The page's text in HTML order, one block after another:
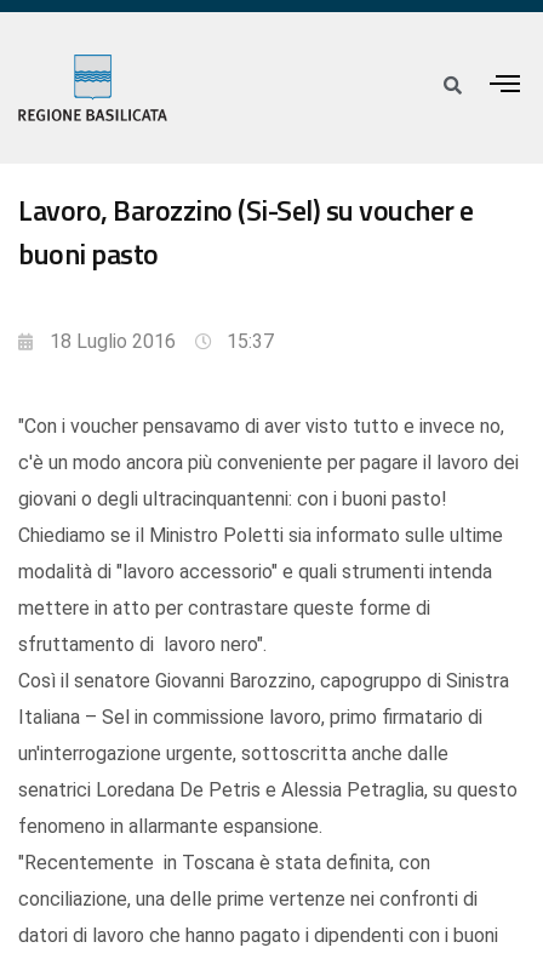
Lavoro, Barozzino (Si-Sel) su voucher e
buoni pasto
18 Luglio 2016 15:37
"Con i voucher pensavamo di aver visto tutto e invece no,
c'è un modo ancora più conveniente per pagare il lavoro dei
giovani o degli ultracinquantenni: con i buoni pasto!
Chiediamo se il Ministro Poletti sia informato sulle ultime
modalità di "lavoro accessorio" e quali strumenti intenda
mettere in atto per contrastare queste forme di
sfruttamento di lavoro nero".
Così il senatore Giovanni Barozzino, capogruppo di Sinistra
Italiana – Sel in commissione lavoro, primo firmatario di
un'interrogazione urgente, sottoscritta anche dalle
senatrici Loredana De Petris e Alessia Petraglia, su questo
fenomeno in allarmante espansione.
"Recentemente in Toscana è stata definita, con
conciliazione, una delle prime vertenze nei confronti di
datori di lavoro che hanno pagato i dipendenti con i buoni